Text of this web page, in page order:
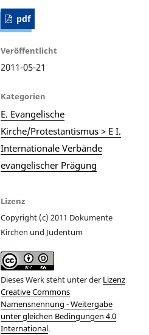
pdf
Veröffentlicht
2011-05-21
Kategorien
E. Evangelische
Kirche/Protestantismus > E I.
Internationale Verbände
evangelischer Prägung
Lizenz
Copyright (c) 2011 Dokumente
Kirchen und Judentum
Dieses Werk steht unter der Lizenz
Creative Commons
Namensnennung - Weitergabe
unter gleichen Bedingungen 4.0
International.